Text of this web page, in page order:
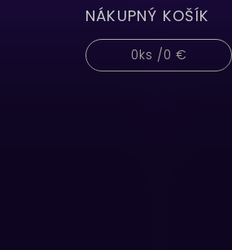
NÁKUPNÝ KOŠÍK
0ks /0 €